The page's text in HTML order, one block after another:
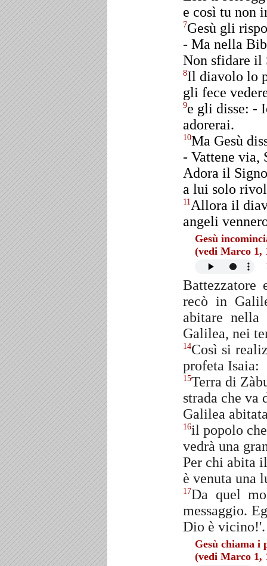
e così tu non
7Gesù gli
- Ma nella
Non sfidare il
8Il diavolo lo
gli fece
9e gli disse: -
adorerai.
10Ma Gesù
- Vattene via,
Adora il
a lui solo
11 Allora il
angeli
Gesù
(vedi Marco 1,
Battezzatore
recò in
abitare
Galilea, nei
14Così si
profeta Isaia:
15Terra di
strada che va
Galilea
16il popolo
vedrà una
Per chi abita
è venuta una
17Da quel
messaggio.
Dio è vicino!'.
Gesù chiama i
(vedi Marco 1,